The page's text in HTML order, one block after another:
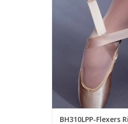
BH310LPP-Flexers